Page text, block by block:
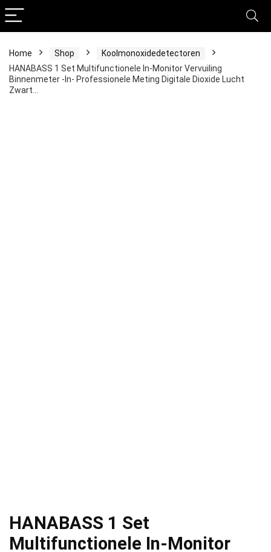
Home Shop
Koolmonoxidedetectoren
HANABASS 1 Set Multifunctionele In-Monitor Vervuiling
Binnenmeter -In- Professionele Meting Digitale Dioxide Lucht
Zwart…
HANABASS 1 Set
Multifunctionele In-Monitor